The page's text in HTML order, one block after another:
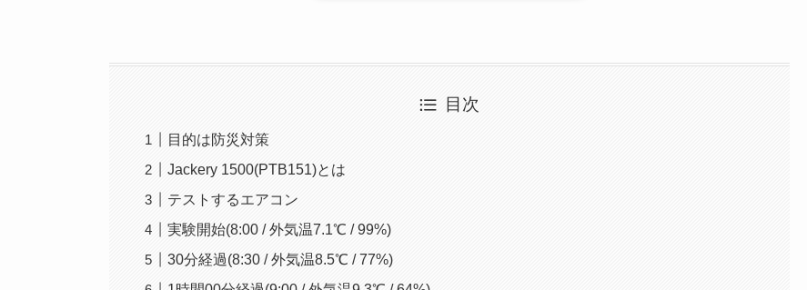
目次
目的は防災対策
Jackery 1500(PTB151)とは
テストするエアコン
実験開始(8:00 / 外気温7.1℃ / 99%)
30分経過(8:30 / 外気温8.5℃ / 77%)